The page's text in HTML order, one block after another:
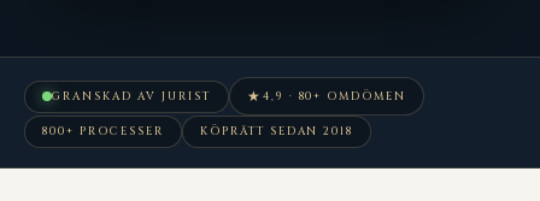
GRANSKAD AV JURIST ★ 4,9 · 80+ OMDÖMEN
800+ PROCESSER KÖPRÄTT SEDAN 2018